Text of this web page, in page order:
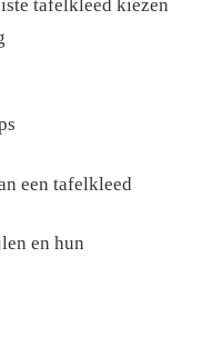
tafelkleed kiezen
een tafelkleed
en hun